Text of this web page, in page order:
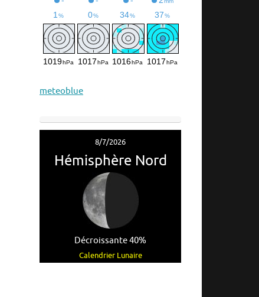
meteoblue
8/7/2026
Hémisphère Nord
Décroissante 40%
Calendrier Lunaire